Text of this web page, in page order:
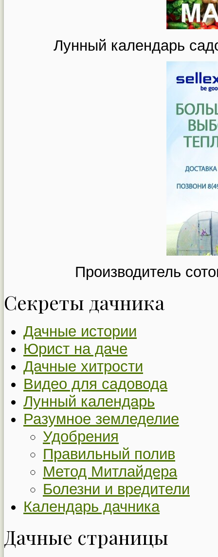
Лунный календарь
Производитель
Секреты дачника
Дачные истории
Юрист на даче
Дачные хитрости
Видео для садовода
Лунный календарь
Разумное земледелие
Удобрения
Правильный полив
Метод Митлайдера
Болезни и вредители
Календарь дачника
Дачные страницы